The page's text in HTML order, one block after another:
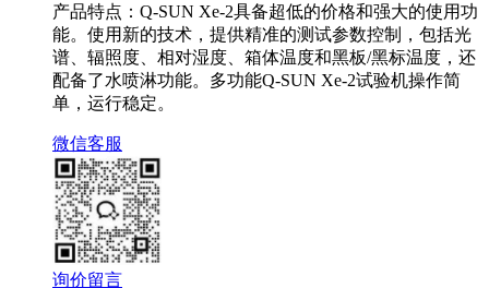
产品特点：Q-SUN Xe-2具备超低的价格和强大的使用功
能。使用新的技术，提供精准的测试参数控制，包括光
谱、辐照度、相对湿度、箱体温度和黑板/黑标温度，还
配备了水喷淋功能。多功能Q-SUN Xe-2试验机操作简
单，运行稳定。
微信客服
询价留言